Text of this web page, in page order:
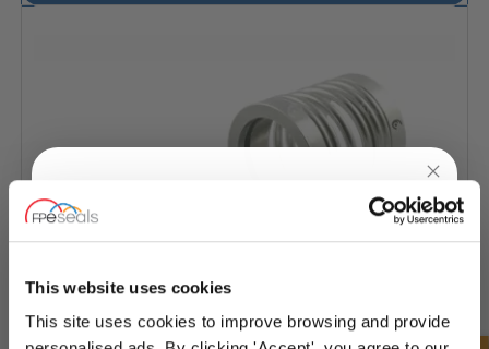
This website uses cookies
This site uses cookies to improve browsing and provide
UNLOCK10% OFF
YOURFIRST ORDER
Sign up for special offers and exclusive